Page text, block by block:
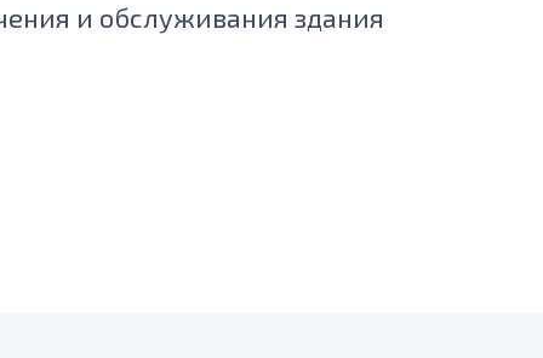
и обслуживания здания